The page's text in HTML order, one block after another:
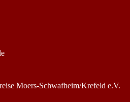
Moers-Schwafheim/Krefeld e.V.